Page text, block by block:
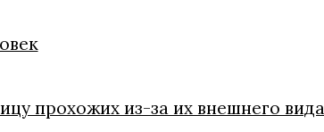
прохожих из-за их внешнего вида